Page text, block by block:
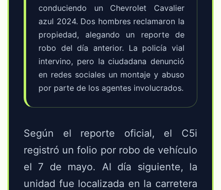
conduciendo un Chevrolet Cavalier
azul 2024. Dos hombres reclamaron la
propiedad, alegando un reporte de
robo del día anterior. La policía vial
intervino, pero la ciudadana denunció
en redes sociales un montaje y abuso
por parte de los agentes involucrados.
Según el reporte oficial, el C5i
registró un folio por robo de vehículo
el 7 de mayo. Al día siguiente, la
unidad fue localizada en la carretera